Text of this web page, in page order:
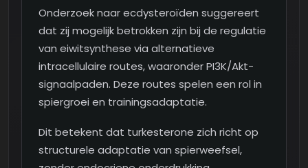
Onderzoek naar ecdysteroïden suggereert
dat zij mogelijk betrokken zijn bij de regulatie
van eiwitsynthese via alternatieve
intracellulaire routes, waaronder PI3K/Akt-
signaalpaden. Deze routes spelen een rol in
spiergroei en trainingsadaptatie.
Dit betekent dat turkesterone zich richt op
structurele adaptatie van spierweefsel,